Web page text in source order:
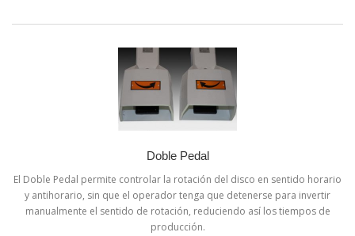
Doble Pedal
El Doble Pedal permite controlar la rotación del disco en sentido horario
y antihorario, sin que el operador tenga que detenerse para invertir
manualmente el sentido de rotación, reduciendo así los tiempos de
producción.